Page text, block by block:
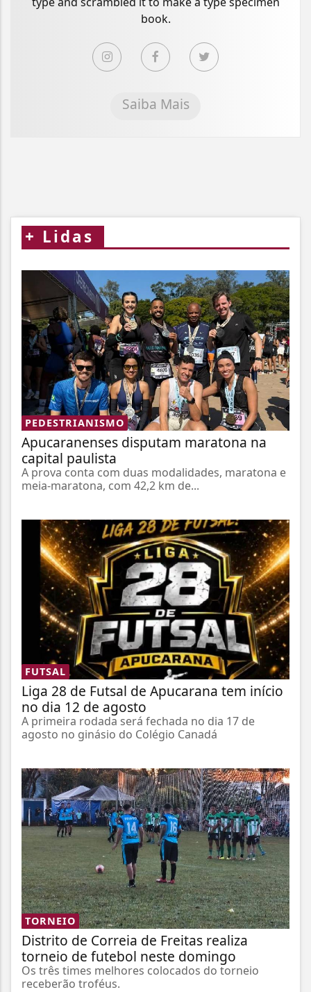
book.
Saiba Mais
+ Lidas
PEDESTRIANISMO
Apucaranenses disputam maratona na
capital paulista
A prova conta com duas modalidades, maratona e
meia-maratona, com 42,2 km de...
FUTSAL
Liga 28 de Futsal de Apucarana tem início
no dia 12 de agosto
A primeira rodada será fechada no dia 17 de
agosto no ginásio do Colégio Canadá
TORNEIO
Distrito de Correia de Freitas realiza
torneio de futebol neste domingo
Os três times melhores colocados do torneio
receberão troféus.